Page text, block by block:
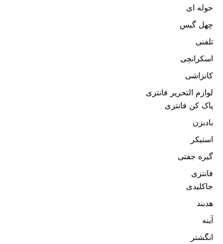
حوله ای
چهل گیس
تلفنی
اسکرانچی
کانزاشی
لوازم التحریر فانتزی
پاک کن فانتزی
بادبزن
استیکر
گیره جفتی
فانتزی
جاکلیدی
هدبند
آینه
انگشتر